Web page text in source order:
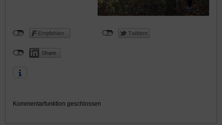
Kommentarfunktion geschlossen